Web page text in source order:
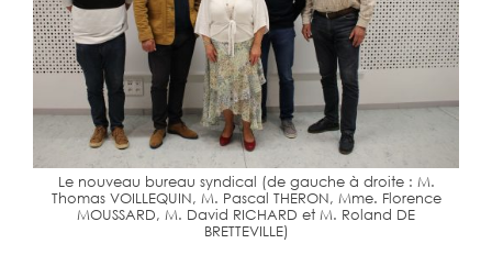
Le nouveau bureau syndical (de gauche à droite : M.
Thomas VOILLEQUIN, M. Pascal THERON, Mme. Florence
MOUSSARD, M. David RICHARD et M. Roland DE
BRETTEVILLE)